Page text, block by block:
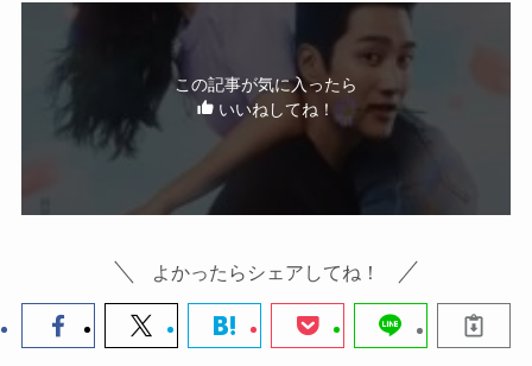
この記事が気に入ったら
いいねしてね！
よかったらシェアしてね！